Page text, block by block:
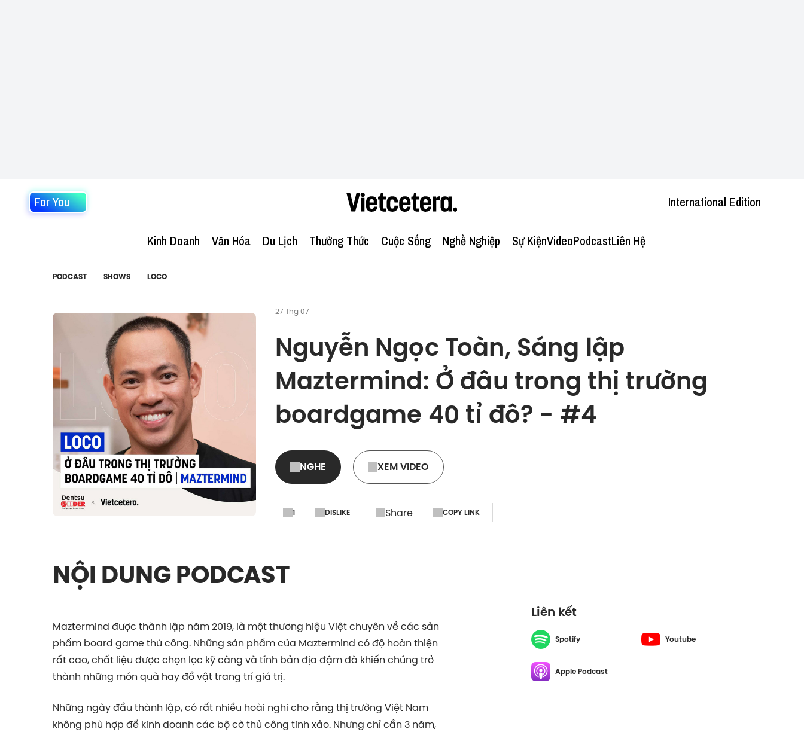
For You International Edition
Kinh Doanh Văn Hóa Du Lịch Thưởng Thức Cuộc Sống Nghề Nghiệp Sự KiệnVideoPodcastLiên Hệ
PODCAST SHOWS LOCO
27 Thg 07
Nguyễn Ngọc Toàn, Sáng lập
Maztermind: Ở đâu trong thị trường
boardgame 40 tỉ đô? - #4
NGHE XEM VIDEO
1 DISLIKE Share COPY LINK
NỘI DUNG PODCAST
Maztermind được thành lập năm 2019, là một thương hiệu Việt chuyên về các sản
phẩm board game thủ công. Những sản phẩm của Maztermind có độ hoàn thiện
rất cao, chất liệu được chọn lọc kỹ càng và tính bản địa đậm đà khiến chúng trở
thành những món quà hay đồ vật trang trí giá trị.
Những ngày đầu thành lập, có rất nhiều hoài nghi cho rằng thị trường Việt Nam
không phù hợp để kinh doanh các bộ cờ thủ công tinh xảo. Nhưng chỉ cần 3 năm,
Liên kết
Spotify Youtube
Apple Podcast